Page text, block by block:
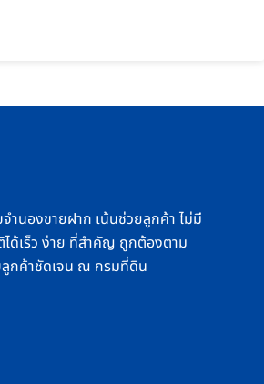
จำนองขายฝาก เน้นช่วยลูกค้า ไม่มี
ด้เร็ว ง่าย ที่สำคัญ ถูกต้องตาม
กค้าชัดเจน ณ กรมที่ดิน